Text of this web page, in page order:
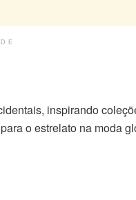
inspirando
o estrelato na moda